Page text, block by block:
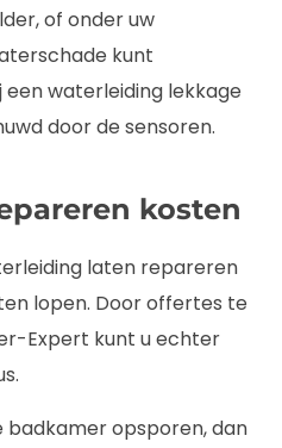
of onder uw
kunt
waterleiding lekkage
door de sensoren.
kosten
laten repareren
lopen. Door offertes te
Expert kunt u echter
badkamer opsporen, dan